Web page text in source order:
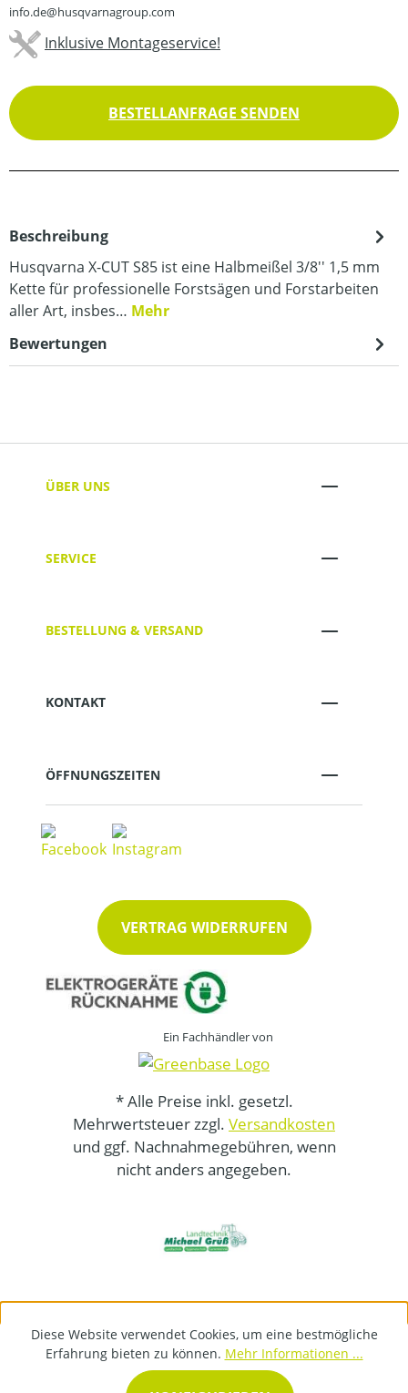
info.de@husqvarnagroup.com
Inklusive Montageservice!
BESTELLANFRAGE SENDEN
Beschreibung
Husqvarna X-CUT S85 ist eine Halbmeißel 3/8'' 1,5 mm
Kette für professionelle Forstsägen und Forstarbeiten
aller Art, insbes… Mehr
Bewertungen
ÜBER UNS
SERVICE
BESTELLUNG & VERSAND
KONTAKT
ÖFFNUNGSZEITEN
VERTRAG WIDERRUFEN
Ein Fachhändler von
* Alle Preise inkl. gesetzl.
Mehrwertsteuer zzgl. Versandkosten
und ggf. Nachnahmegebühren, wenn
nicht anders angegeben.
Diese Website verwendet Cookies, um eine bestmögliche
Erfahrung bieten zu können. Mehr Informationen ...